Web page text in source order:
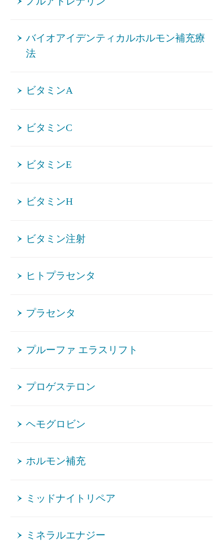
バイオアイデンティカルホルモン補充療
法
ビタミンA
ビタミンC
ビタミンE
ビタミンH
ビタミン注射
ヒトプラセンタ
プラセンタ
プルーファ エラスリフト
プロゲステロン
ヘモグロビン
ホルモン補充
ミッドナイトリペア
ミネラルエナジー